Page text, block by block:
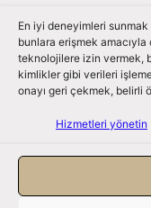
En iyi deneyimleri
bunlara erişmek
teknolojilere izin vermek,
kimlikler gibi verileri
onayı geri çekmek, belirli
Hizmetleri yönetin